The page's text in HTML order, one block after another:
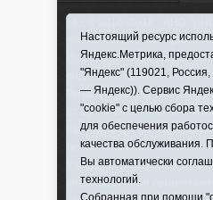
использовании
Информационная лента
поддержке правительства
Регистрационный номер
от 10.06. 2016 г. выдано
надзору в сфере связи,
технологий и массовых
Учредитель
некоммерческая
Настоящий ресурс
Яндекс.Метрика,
"Яндекс" (119021,
— Яндекс)). Сервис
"cookie" с целью сбора
для обеспечения
качества обслуживания.
Вы автоматически
технологий.
Собранная при помощи